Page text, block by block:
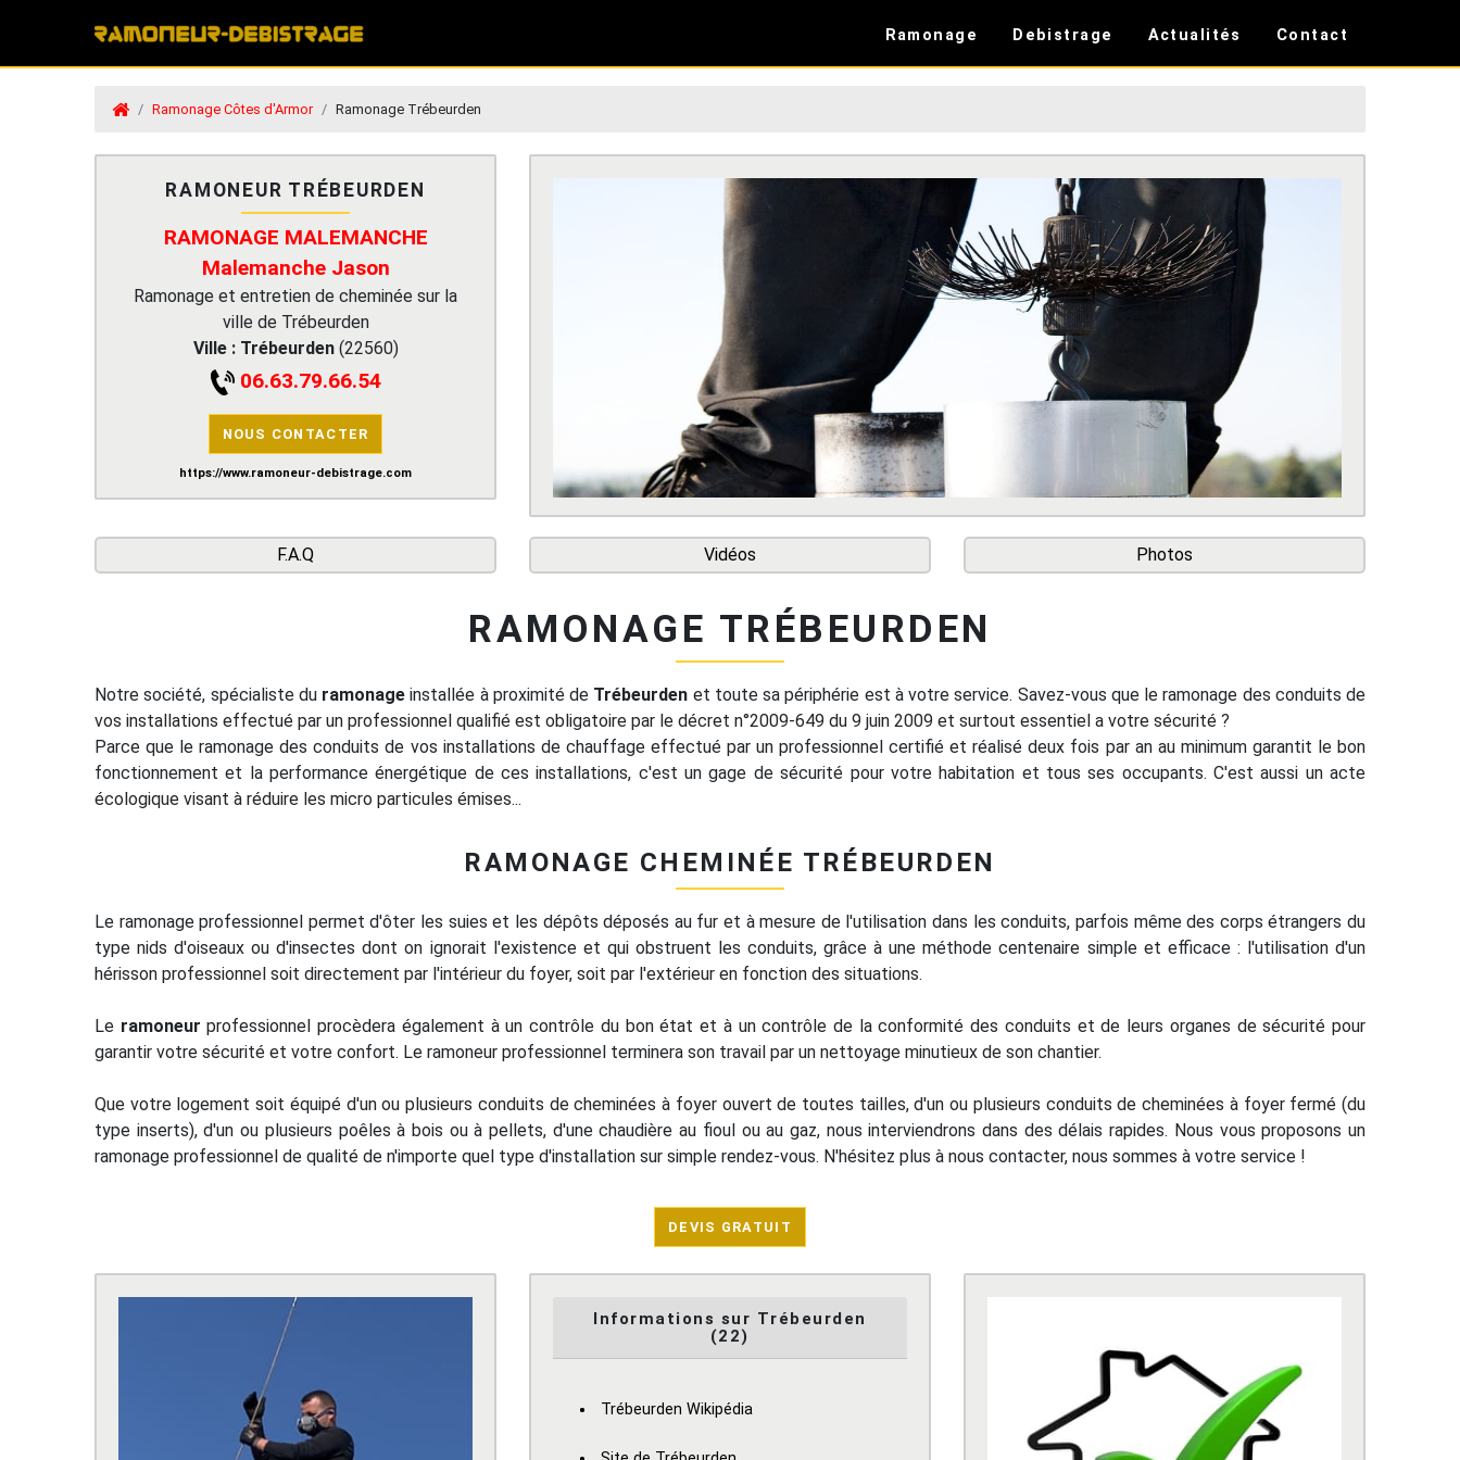
Ramonage Debistrage Actualités Contact
Ramonage Côtes d'Armor Ramonage Trébeurden
RAMONEUR TRÉBEURDEN
RAMONAGE MALEMANCHE
Malemanche Jason
Ramonage et entretien de cheminée sur la
ville de Trébeurden
Ville : Trébeurden (22560)
06.63.79.66.54
NOUS CONTACTER
https://www.ramoneur-debistrage.com
F.A.Q Vidéos Photos
RAMONAGE TRÉBEURDEN
Notre société, spécialiste du ramonage installée à proximité de Trébeurden et toute sa périphérie est à votre service. Savez-vous que le ramonage des conduits de
vos installations effectué par un professionnel qualifié est obligatoire par le décret n°2009-649 du 9 juin 2009 et surtout essentiel a votre sécurité ?
Parce que le ramonage des conduits de vos installations de chauffage effectué par un professionnel certifié et réalisé deux fois par an au minimum garantit le bon
fonctionnement et la performance énergétique de ces installations, c'est un gage de sécurité pour votre habitation et tous ses occupants. C'est aussi un acte
écologique visant à réduire les micro particules émises...
RAMONAGE CHEMINÉE TRÉBEURDEN
Le ramonage professionnel permet d'ôter les suies et les dépôts déposés au fur et à mesure de l'utilisation dans les conduits, parfois même des corps étrangers du
type nids d'oiseaux ou d'insectes dont on ignorait l'existence et qui obstruent les conduits, grâce à une méthode centenaire simple et efficace : l'utilisation d'un
hérisson professionnel soit directement par l'intérieur du foyer, soit par l'extérieur en fonction des situations.
Le ramoneur professionnel procèdera également à un contrôle du bon état et à un contrôle de la conformité des conduits et de leurs organes de sécurité pour
garantir votre sécurité et votre confort. Le ramoneur professionnel terminera son travail par un nettoyage minutieux de son chantier.
Que votre logement soit équipé d'un ou plusieurs conduits de cheminées à foyer ouvert de toutes tailles, d'un ou plusieurs conduits de cheminées à foyer fermé (du
type inserts), d'un ou plusieurs poêles à bois ou à pellets, d'une chaudière au fioul ou au gaz, nous interviendrons dans des délais rapides. Nous vous proposons un
ramonage professionnel de qualité de n'importe quel type d'installation sur simple rendez-vous. N'hésitez plus à nous contacter, nous sommes à votre service !
DEVIS GRATUIT
Informations sur Trébeurden
(22)
Trébeurden Wikipédia